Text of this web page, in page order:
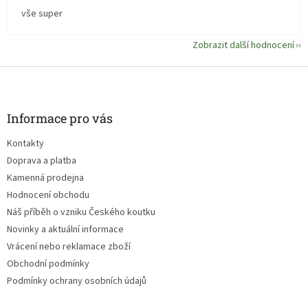
vše super
Zobrazit další hodnocení
Z
Informace pro vás
Kontakty
Doprava a platba
Kamenná prodejna
Hodnocení obchodu
Náš příběh o vzniku Českého koutku
Novinky a aktuální informace
Vrácení nebo reklamace zboží
Obchodní podmínky
Podmínky ochrany osobních údajů